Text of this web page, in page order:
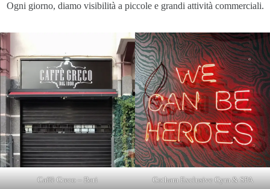
Ogni giorno, diamo visibilità a piccole e grandi attività commerciali.
Caffè Greco – Bari Gotham Exclusive Gym & SPA